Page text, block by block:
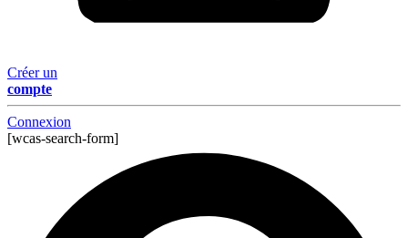
Créer un
compte
Connexion
[wcas-search-form]